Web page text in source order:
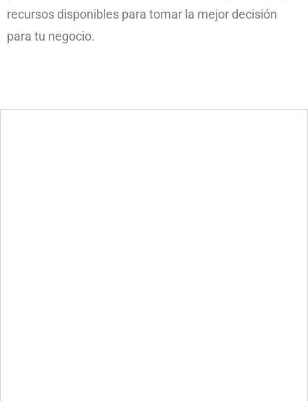
recursos disponibles para tomar la mejor decisión
para tu negocio.